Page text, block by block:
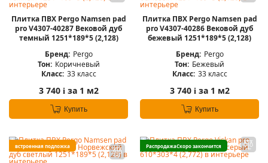
Плитка ПВХ Pergo Namsen pad
pro V4307-40287 Вековой дуб
темный 1251*189*5 (2,128)
Бренд: Pergo
Тон: Коричневый
Класс: 33 класс
3 740 iза 1 м2
Купить
Плитка ПВХ Pergo Namsen pad
pro V4307-40286 Вековой дуб
бежевый 1251*189*5 (2,128)
Бренд: Pergo
Тон: Бежевый
Класс: 33 класс
3 740 iза 1 м2
Купить
встроенная подложка РаспродажаСкоро закончится